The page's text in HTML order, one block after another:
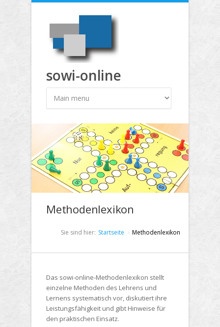
Direkt zum Inhalt
sowi-online
Methodenlexikon
Sie sind hier: Startseite Methodenlexikon
Das sowi-online-Methodenlexikon stellt
einzelne Methoden des Lehrens und
Lernens systematisch vor, diskutiert ihre
Leistungsfähigkeit und gibt Hinweise für
den praktischen Einsatz.